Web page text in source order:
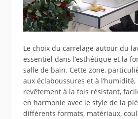
Le choix du carrelage autour du
essentiel dans l’esthétique et la
salle de bain. Cette zone,
aux éclaboussures et à
revêtement à la fois résistant,
en harmonie avec le style de la
différents formats, matériaux,